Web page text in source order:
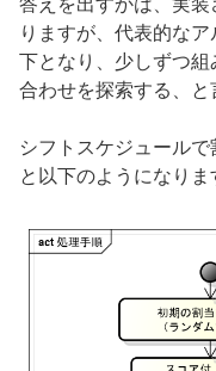
答えを出すかは、実
りますが、代表的な
下となり、少しずつ
合わせを探索する、と
シフトスケジュール
と以下のようになりま